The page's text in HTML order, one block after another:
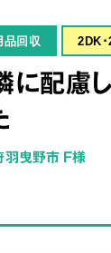
品回収 2DK
に配慮
羽曳野市 F様